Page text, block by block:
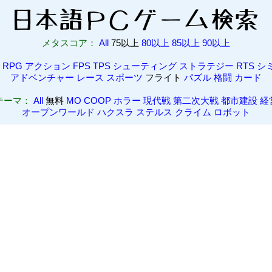
メタスコア： All 75以上 80以上 85以上 90以上
RPG アクション FPS TPS シューティング ストラテジー RTS シ
アドベンチャー レース スポーツ フライト パズル 格闘 カード
ーマ： All無料 MO COOP ホラー 現代戦 第二次大戦 都市建設 経
オープンワールド ハクスラ ステルス クライム ロボット